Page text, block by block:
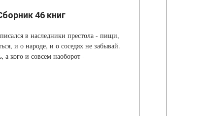
46 книг
в наследники престола - пищи,
и о народе, и о соседях не забывай.
кого и совсем наоборот -